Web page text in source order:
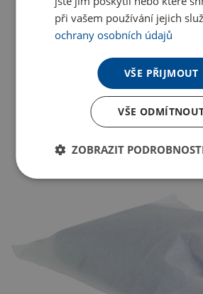
při vašem používání jejich
ochrany osobních údajů
VŠE PŘIJMOUT
VŠE
ZOBRAZIT